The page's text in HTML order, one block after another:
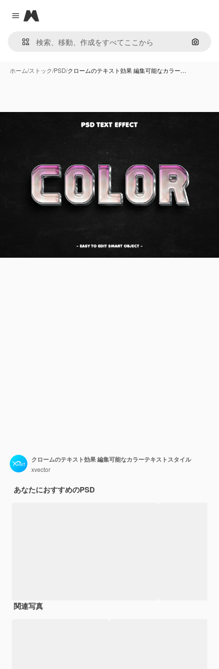
Close menu
Magnific
画像で
ホーム/ストック/PSD/クロームのテキスト効果 編集可能なカラー…
クロームのテキスト効果 編集可能なカラーテキストスタイル
xvector
あなたにおすすめのPSD
関連写真